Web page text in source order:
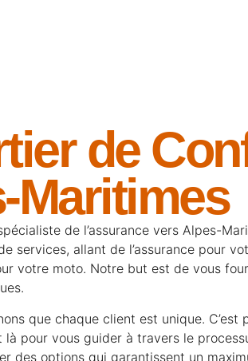
de
Maritimes
de l’assurance vers Alpes-
services, allant de l’assurance pour
votre moto. Notre but est de vous
que chaque client est unique.
pour vous guider à travers le
des options qui garantissent un